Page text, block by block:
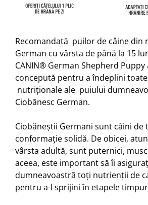
Recomandată puilor de câine din
German cu vârsta de până la 15
CANIN® German Shepherd Puppy
concepută pentru a îndeplini
nutriționale ale puiului
Ciobănesc German.
Ciobăneștii Germani sunt câini de
conformație solidă. De obicei,
vârsta adultă, sunt puternici,
aceea, este important să îi
dumneavoastră toți nutrienții de
pentru a-l sprijini în etapele